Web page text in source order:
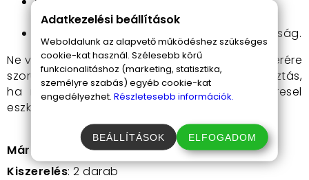
kompatibilis a kisebb eszközökkel is.
Megbízhatóság és tartósság.
Ne várd meg, míg a jelenlegi akkumulátorod cserére
szorul! A CEDAR 16340 akkumulátor kiváló választás,
ha megbízható és tartós energiaforrást keresel
eszközeidhez.
Márka
Thunder Cedar
Kiszerelés: 2 darab
Adatkezelési beállítások
Weboldalunk az alapvető működéshez szükséges
cookie-kat használ. Szélesebb körű
funkcionalitáshoz (marketing, statisztika,
személyre szabás) egyéb cookie-kat
engedélyezhet. Részletesebb információk.
BEÁLLÍTÁSOK ELFOGADOM